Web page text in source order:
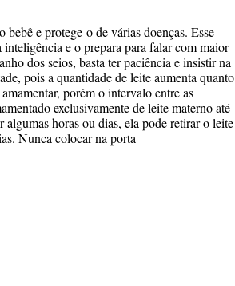
e protege-o de várias doenças. Esse
e o prepara para falar com maior
dos seios, basta ter paciência e insistir na
pois a quantidade de leite aumenta quanto
porém o intervalo entre as
exclusivamente de leite materno até
algumas horas ou dias, ela pode retirar o leite
Nunca colocar na porta